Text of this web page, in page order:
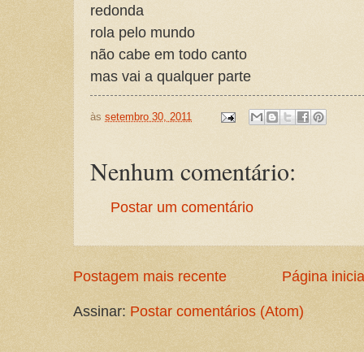
redonda
rola pelo mundo
não cabe em todo canto
mas vai a qualquer parte
às setembro 30, 2011
Nenhum comentário:
Postar um comentário
Postagem mais recente Página
Assinar: Postar comentários (Atom)